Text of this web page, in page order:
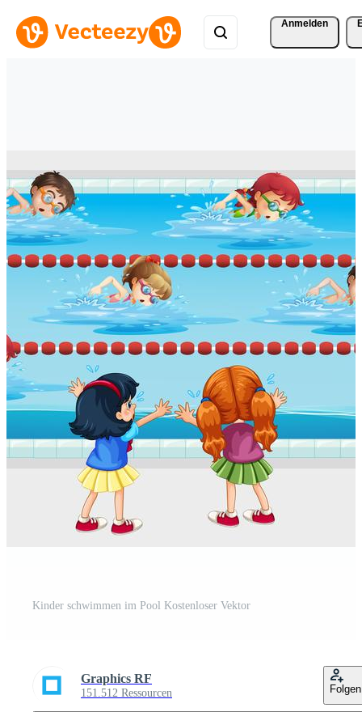
Anmelden
Kinder schwimmen im Pool Kostenloser Vektor
Graphics RF
151.512 Ressourcen Folgen